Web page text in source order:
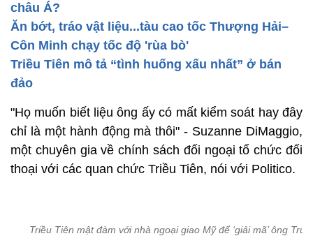
châu Á?
Ăn bớt, tráo vật liệu...tàu cao tốc Thượng Hải–
Côn Minh chạy tốc độ 'rùa bò'
Triều Tiên mô tả “tình huống xấu nhất” ở bán
đảo
"Họ muốn biết liệu ông ấy có mất kiểm soát hay đây
chỉ là một hành động mà thôi" - Suzanne DiMaggio,
một chuyên gia về chính sách đối ngoại tổ chức đối
thoại với các quan chức Triều Tiên, nói với Politico.
Triều Tiên mật đàm với nhà ngoại giao Mỹ để ‘giải mã’ ông